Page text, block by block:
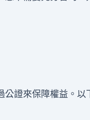
公證來保障權益。以